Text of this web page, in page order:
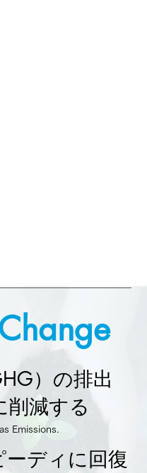
）の排出
削減する
Emissions.
ディに回復